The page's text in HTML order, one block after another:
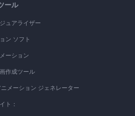
ール
ュアライザー
ン ソフト
ーション
作成ツール
メーション ジェネレーター
ト：